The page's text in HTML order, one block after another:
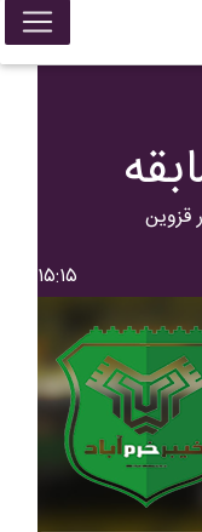
قزوین
۱۵:۱۵